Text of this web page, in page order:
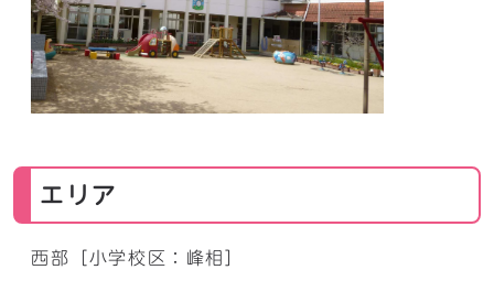
エリア
西部［小学校区：峰相］